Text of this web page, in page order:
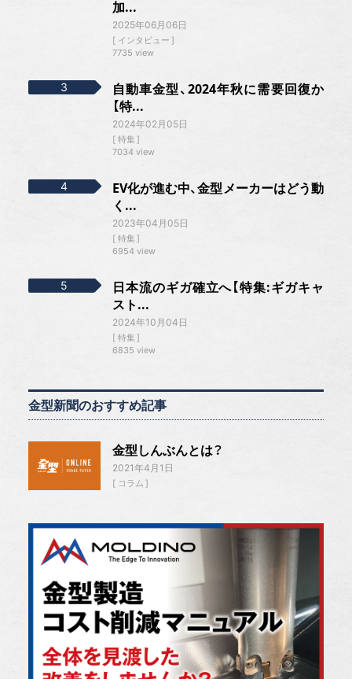
加...
2025年06月06日
インタビュー
7735 view
自動車金型、2024年秋に需要回復か
【特...
2024年02月05日
特集
7034 view
EV化が進む中、金型メーカーはどう動
く...
2023年04月05日
特集
6954 view
日本流のギガ確立へ【特集:ギガキャ
スト...
2024年10月04日
特集
6835 view
金型新聞のおすすめ記事
金型しんぶんとは？
2021年4月1日
コラム